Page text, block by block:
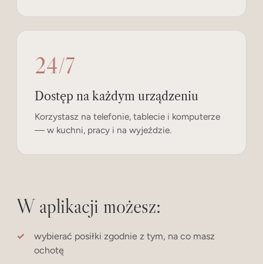
24/7
Dostęp na każdym urządzeniu
Korzystasz na telefonie, tablecie i komputerze
— w kuchni, pracy i na wyjeździe.
W aplikacji możesz:
wybierać posiłki zgodnie z tym, na co masz
ochotę